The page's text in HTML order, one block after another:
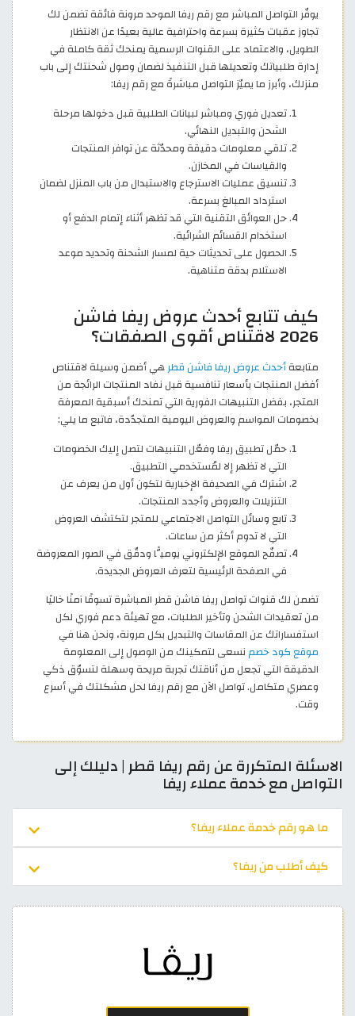
يوفّر التواصل المباشر مع رقم ريفا الموحد مرونة فائقة تضمن لك
تجاوز عقبات كثيرة بسرعة واحترافية عالية بعيدًا عن الانتظار
الطويل، والاعتماد على القنوات الرسمية يمنحك ثقة كاملة في
إدارة طلبياتك وتعديلها قبل التنفيذ لضمان وصول شحنتك إلى باب
منزلك، وأبرز ما يميّز التواصل مباشرةً مع رقم ريفا:
تعديل فوري ومباشر لبيانات الطلبية قبل دخولها مرحلة
الشحن والتبديل النهائي.
تلقي معلومات دقيقة ومحدّثة عن توافر المنتجات
والقياسات في المخازن.
تنسيق عمليات الاسترجاع والاستبدال من باب المنزل لضمان
استرداد المبالغ بسرعة.
حل العوائق التقنية التي قد تظهر أثناء إتمام الدفع أو
استخدام القسائم الشرائية.
الحصول على تحديثات حية لمسار الشحنة وتحديد موعد
الاستلام بدقة متناهية.
كيف تتابع أحدث عروض ريفا فاشن
2026 لاقتناص أقوى الصفقات؟
متابعةأحدث عروض ريفا فاشن قطرهي أضمن وسيلة لاقتناص
أفضل المنتجات بأسعار تنافسية قبل نفاد المنتجات الرائجة من
المتجر، بفضل التنبيهات الفورية التي تمنحك أسبقية المعرفة
بخصومات المواسم والعروض اليومية المتجدّدة، فاتبع ما يلي:
حمّل تطبيق ريفا وفعّل التنبيهات لتصل إليك الخصومات
التي لا تظهر إلا لمُستخدمي التطبيق.
اشترك في الصحيفة الإخبارية لتكون أول من يعرف عن
التنزيلات والعروض وأجدد المنتجات.
تابع وسائل التواصل الاجتماعي للمتجر لتكتشف العروض
التي لا تدوم أكثر من ساعات.
تصفّح الموقع الإلكتروني يوميًّا ودقّق في الصور المعروضة
في الصفحة الرئيسية لتعرف العروض الجديدة.
تضمن لك قنوات تواصل ريفا فاشن قطر المباشرة تسوقًا آمنًا خاليًا
من تعقيدات الشحن وتأخير الطلبات، مع تهيئة دعم فوري لكل
استفساراتك عن المقاسات والتبديل بكل مرونة، ونحن هنا في
موقع كود خصم نسعى لتمكينك من الوصول إلى المعلومة
الدقيقة التي تجعل من أناقتك تجربة مريحة وسهلة لتسوّق ذكي
وعصري متكامل. تواصل الآن مع رقم ريفا لحل مشكلتك في أسرع
وقت.
الاسئلة المتكررة عن رقم ريفا قطر | دليلك إلى
التواصل مع خدمة عملاء ريفا
ما هو رقم خدمة عملاء ريفا؟
كيف أطلب من ريفا؟